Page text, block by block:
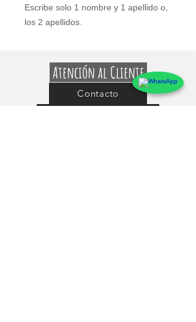
Escribe solo 1 nombre y 1 apellido o,
los 2 apellidos.
Atención al Cliente
Contacto